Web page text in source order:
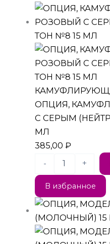
ОПЦИЯ,
С СЕРЫМ
МЛ
385,00₽
-
+
В избранное